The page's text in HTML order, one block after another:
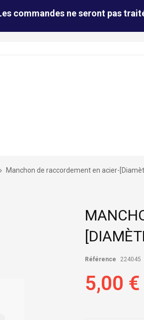
commandes ne seront pas
Manchon de raccordement en acier-
Référence 224045
5,00 €